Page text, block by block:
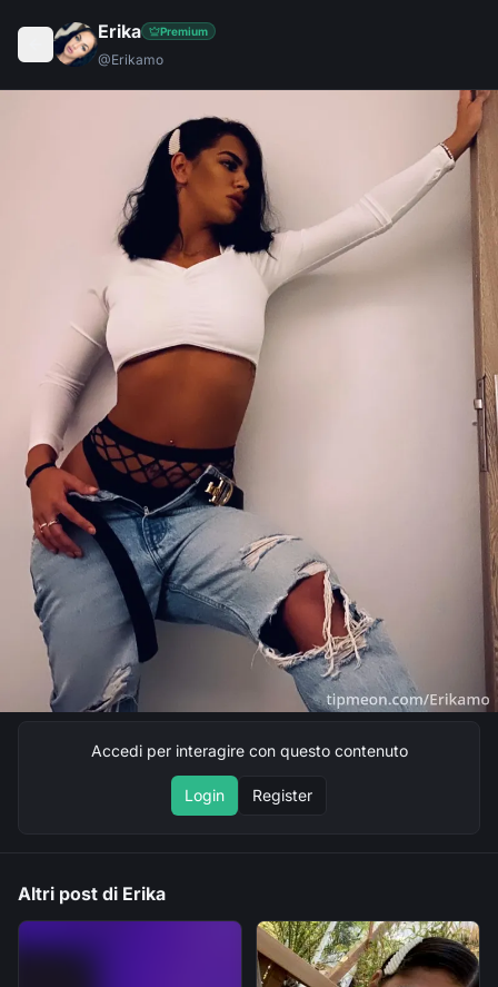
Erika Premium
@Erikamo
Accedi per interagire con questo contenuto
Login Register
Altri post di Erika